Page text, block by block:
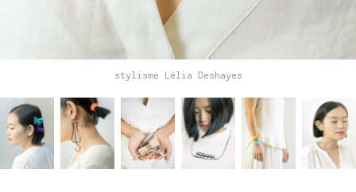
stylisme Lélia Deshayes